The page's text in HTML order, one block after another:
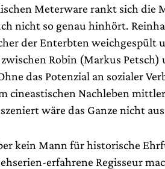
Meterware rankt sich die
nicht so genau hinhört.
der Enterbten weichgespült
Robin (Markus
das Potenzial an sozialer
cineastischen Nachleben
wäre das Ganze nicht
kein Mann für historische
erfahrene Regisseur